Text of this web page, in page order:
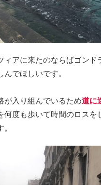
ィアに来たのならばゴンド
でほしいです。
が入り組んでいるため道に
何度も歩いて時間のロスを